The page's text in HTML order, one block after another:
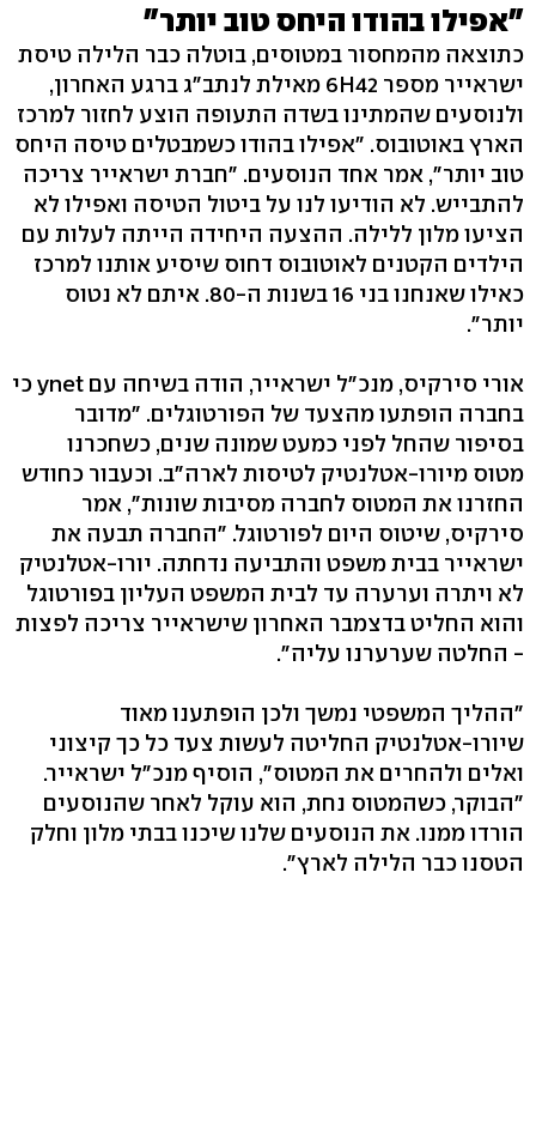
"אפילו בהודו היחס טוב יותר"
כתוצאה מהמחסור במטוסים, בוטלה כבר הלילה טיסת
ישראייר מספר 6H42 מאילת לנתב"ג ברגע האחרון,
ולנוסעים שהמתינו בשדה התעופה הוצע לחזור למרכז
הארץ באוטובוס. "אפילו בהודו כשמבטלים טיסה היחס
טוב יותר", אמר אחד הנוסעים. "חברת ישראייר צריכה
להתבייש. לא הודיעו לנו על ביטול הטיסה ואפילו לא
הציעו מלון ללילה. ההצעה היחידה הייתה לעלות עם
הילדים הקטנים לאוטובוס דחוס שיסיע אותנו למרכז
כאילו שאנחנו בני 16 בשנות ה-80. איתם לא נטוס
יותר".
אורי סירקיס, מנכ"ל ישראייר, הודה בשיחה עם ynet כי
בחברה הופתעו מהצעד של הפורטוגלים. "מדובר
בסיפור שהחל לפני כמעט שמונה שנים, כשחכרנו
מטוס מיורו-אטלנטיק לטיסות לארה"ב. וכעבור כחודש
החזרנו את המטוס לחברה מסיבות שונות", אמר
סירקיס, שיטוס היום לפורטוגל. "החברה תבעה את
ישראייר בבית משפט והתביעה נדחתה. יורו-אטלנטיק
לא ויתרה וערערה עד לבית המשפט העליון בפורטוגל
והוא החליט בדצמבר האחרון שישראייר צריכה לפצות
- החלטה שערערנו עליה".
"ההליך המשפטי נמשך ולכן הופתענו מאוד
שיורו-אטלנטיק החליטה לעשות צעד כל כך קיצוני
ואלים ולהחרים את המטוס", הוסיף מנכ"ל ישראייר.
"הבוקר, כשהמטוס נחת, הוא עוקל לאחר שהנוסעים
הורדו ממנו. את הנוסעים שלנו שיכנו בבתי מלון וחלק
הטסנו כבר הלילה לארץ".